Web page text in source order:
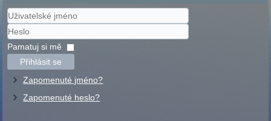
Uživatelské
jméno
Heslo
Pamatuj si mě
Přihlásit se
Zapomenuté jméno?
Zapomenuté heslo?